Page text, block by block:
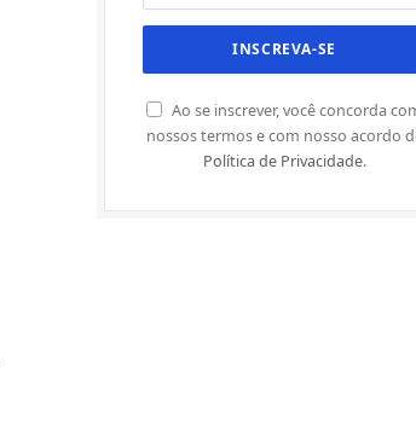
Ao se inscrever, você concorda
nossos termos e com nosso acordo
Política de Privacidade.